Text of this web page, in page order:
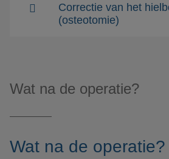
Correctie van het
(osteotomie)
Wat na de operatie?
Wat na de operatie?